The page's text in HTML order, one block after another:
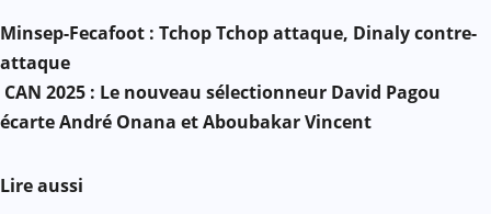
Mail
N
a
v
Minsep-Fecafoot : Tchop Tchop attaque, Dinaly contre-
attaque
CAN 2025 : Le nouveau sélectionneur David Pagou
écarte André Onana et Aboubakar Vincent
Lire aussi